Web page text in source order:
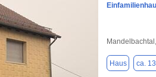
Haus ca.